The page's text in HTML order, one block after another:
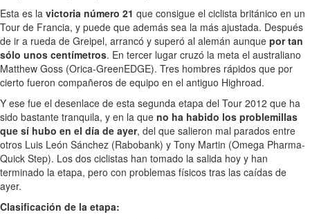
Esta es la victoria número 21 que consigue el ciclista británico en un
Tour de Francia, y puede que además sea la más ajustada. Después
de ir a rueda de Greipel, arrancó y superó al alemán aunque por tan
sólo unos centímetros. En tercer lugar cruzó la meta el australiano
Matthew Goss (Orica-GreenEDGE). Tres hombres rápidos que por
cierto fueron compañeros de equipo en el antiguo Highroad.
Y ese fue el desenlace de esta segunda etapa del Tour 2012 que ha
sido bastante tranquila, y en la que no ha habido los problemillas
que sí hubo en el día de ayer, del que salieron mal parados entre
otros Luis León Sánchez (Rabobank) y Tony Martin (Omega Pharma-
Quick Step). Los dos ciclistas han tomado la salida hoy y han
terminado la etapa, pero con problemas físicos tras las caídas de
ayer.
Clasificación de la etapa: